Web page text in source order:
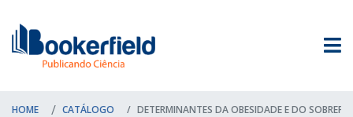
HOME CATÁLOGO DETERMINANTES DA OBESIDADE E DO